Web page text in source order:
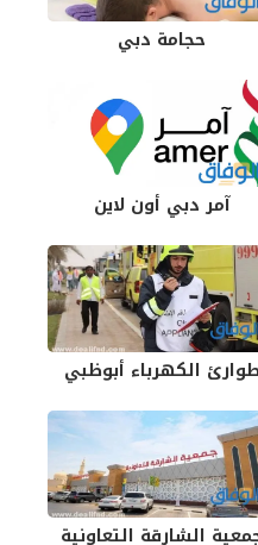
حجامة دبي
آمر دبي أون لاين
طوارئ الكهرباء أبوظبي
الشارقة التعاونية